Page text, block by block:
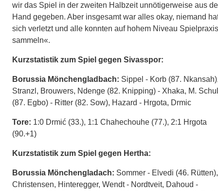
wir das Spiel in der zweiten Halbzeit unnötigerweise aus
Hand gegeben. Aber insgesamt war alles okay, niemand
sich verletzt und alle konnten auf hohem Niveau Spielpraxis
sammeln«.
Kurzstatistik zum Spiel gegen Sivasspor:
Borussia Mönchengladbach: Sippel - Korb (87.
Stranzl, Brouwers, Ndenge (82. Knipping) - Xhaka, M.
(87. Egbo) - Ritter (82. Sow), Hazard - Hrgota, Drmic
Tore: 1:0 Drmić (33.), 1:1 Chahechouhe (77.), 2:1 Hrgota
(90.+1)
Kurzstatistik zum Spiel gegen Hertha:
Borussia Mönchengladach: Sommer - Elvedi (46. Rütten),
Christensen, Hinteregger, Wendt - Nordtveit, Dahoud -